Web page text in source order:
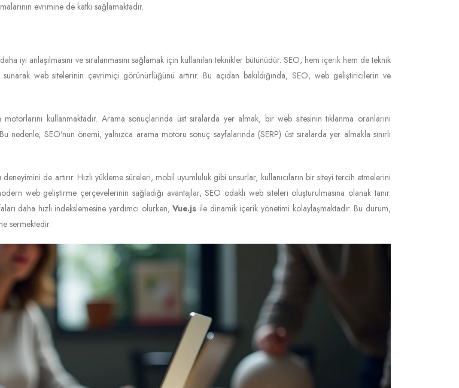
evrimine de katkı sağlamaktadır.
iyi anlaşılmasını ve sıralanmasını sağlamak için kullanılan teknikler bütünüdür. SEO, hem içerik hem de teknik
web sitelerinin çevrimiçi görünürlüğünü artırır. Bu açıdan bakıldığında, SEO, web geliştiricilerin ve
kullanmaktadır. Arama sonuçlarında üst sıralarda yer almak, bir web sitesinin tıklanma oranlarını
nedenle, SEO'nun önemi, yalnızca arama motoru sonuç sayfalarında (SERP) üst sıralarda yer almakla sınırlı
de artırır. Hızlı yükleme süreleri, mobil uyumluluk gibi unsurlar, kullanıcıların bir siteyi tercih etmelerini
web geliştirme çerçevelerinin sağladığı avantajlar, SEO odaklı web siteleri oluşturulmasına olanak tanır.
daha hızlı indekslemesine yardımcı olurken,Vue.js ile dinamik içerik yönetimi kolaylaşmaktadır. Bu durum,
sermektedir.